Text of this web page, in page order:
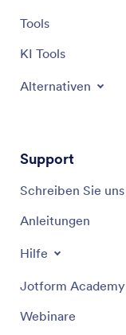
Tools
KI Tools
Alternativen
Support
Schreiben Sie uns
Anleitungen
Hilfe
Jotform Academy
Webinare